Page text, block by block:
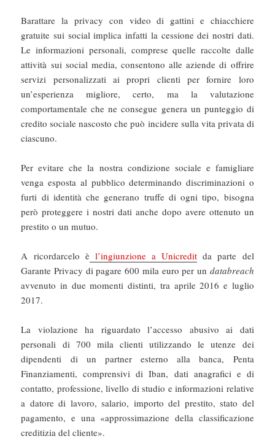
Barattare la privacy con video di gattini e chiacchiere
gratuite sui social implica infatti la cessione dei nostri dati.
Le informazioni personali, comprese quelle raccolte dalle
attività sui social media, consentono alle aziende di offrire
servizi personalizzati ai propri clienti per fornire loro
un’esperienza migliore, certo, ma la valutazione
comportamentale che ne consegue genera un punteggio di
credito sociale nascosto che può incidere sulla vita privata di
ciascuno.
Per evitare che la nostra condizione sociale e famigliare
venga esposta al pubblico determinando discriminazioni o
furti di identità che generano truffe di ogni tipo, bisogna
però proteggere i nostri dati anche dopo avere ottenuto un
prestito o un mutuo.
A ricordarcelo èl’ingiunzione a Unicredit da parte del
Garante Privacy di pagare 600 mila euro per un databreach
avvenuto in due momenti distinti, tra aprile 2016 e luglio
2017.
La violazione ha riguardato l’accesso abusivo ai dati
personali di 700 mila clienti utilizzando le utenze dei
dipendenti di un partner esterno alla banca, Penta
Finanziamenti, comprensivi di Iban, dati anagrafici e di
contatto, professione, livello di studio e informazioni relative
a datore di lavoro, salario, importo del prestito, stato del
pagamento, e una «approssimazione della classificazione
creditizia del cliente».